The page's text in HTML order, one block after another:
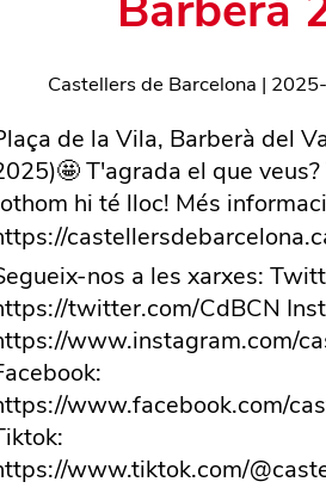
Castellers de Barcelona |
de la Vila, Barberà del
T'agrada el que
hi té lloc! Més
nos a les xarxes:
twitter.com/CdBCN
www.instagram.com/
www.facebook.com/
www.tiktok.com/